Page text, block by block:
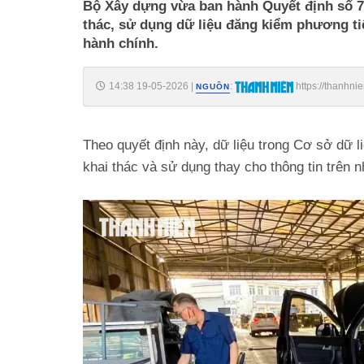
Bộ Xây dựng vừa ban hành Quyết định số
thác, sử dụng dữ liệu đăng kiểm phương
hành chính.
14:38 19-05-2026 | NGUỒN:
https://
Theo quyết định này, dữ liệu trong Cơ sở dữ
khai thác và sử dụng thay cho thông tin trên